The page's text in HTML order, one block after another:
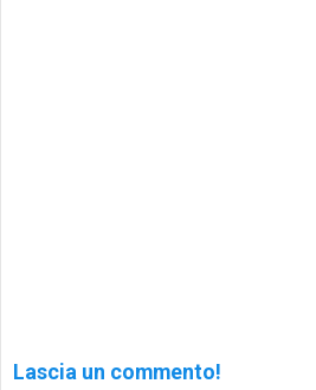
Lascia un commento!